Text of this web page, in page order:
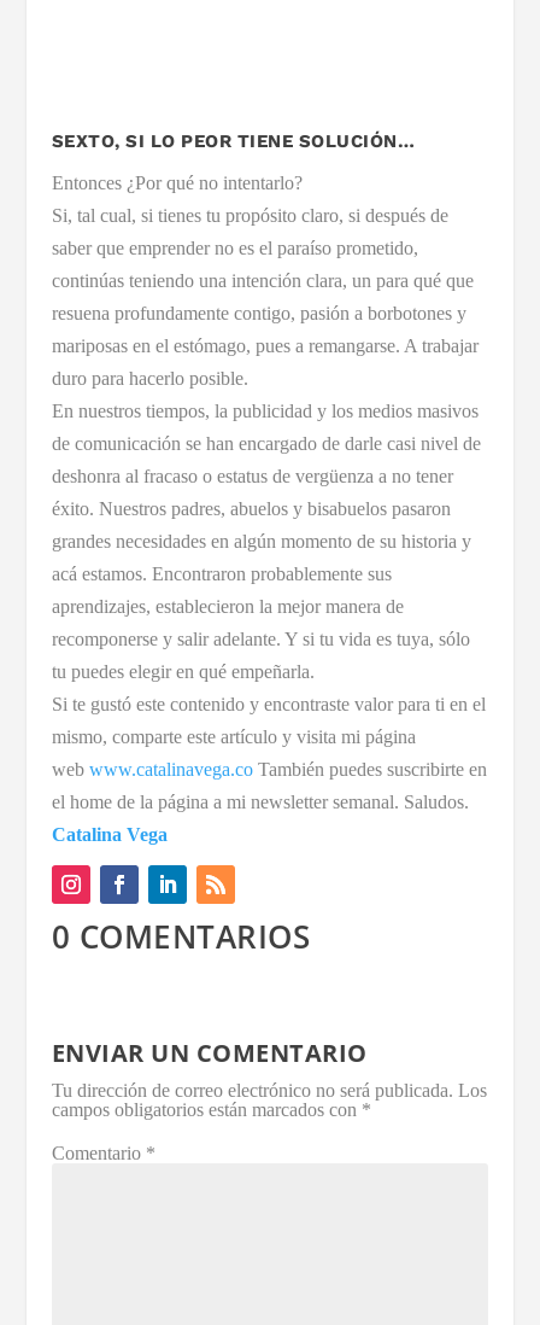
SEXTO, SI LO PEOR TIENE SOLUCIÓN…
Entonces ¿Por qué no intentarlo?
Si, tal cual, si tienes tu propósito claro, si después de
saber que emprender no es el paraíso prometido,
continúas teniendo una intención clara, un para qué que
resuena profundamente contigo, pasión a borbotones y
mariposas en el estómago, pues a remangarse. A trabajar
duro para hacerlo posible.
En nuestros tiempos, la publicidad y los medios masivos
de comunicación se han encargado de darle casi nivel de
deshonra al fracaso o estatus de vergüenza a no tener
éxito. Nuestros padres, abuelos y bisabuelos pasaron
grandes necesidades en algún momento de su historia y
acá estamos. Encontraron probablemente sus
aprendizajes, establecieron la mejor manera de
recomponerse y salir adelante. Y si tu vida es tuya, sólo
tu puedes elegir en qué empeñarla.
Si te gustó este contenido y encontraste valor para ti en el
mismo, comparte este artículo y visita mi página
web www.catalinavega.coTambién puedes suscribirte en
el home de la página a mi newsletter semanal. Saludos.
Catalina Vega
0 COMENTARIOS
ENVIAR UN COMENTARIO
Tu dirección de correo electrónico no será publicada. Los
campos obligatorios están marcados con *
Comentario *